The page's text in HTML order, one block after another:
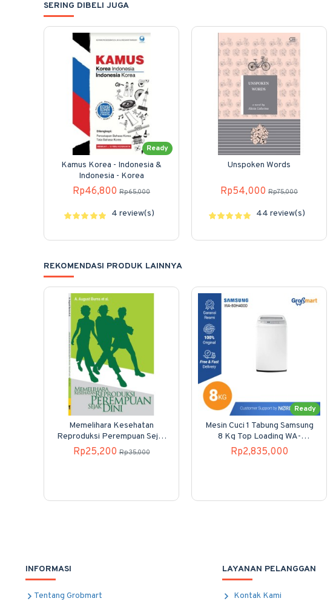
SERING DIBELI JUGA
Ready
Kamus Korea - Indonesia &
Indonesia - Korea
Rp46,800 Rp65,000
4 review(s)
Unspoken Words
Rp54,000 Rp75,000
44 review(s)
REKOMENDASI PRODUK LAINNYA
Memelihara Kesehatan
Reproduksi Perempuan Sejak
Dini
Rp25,200 Rp35,000
Ready
Mesin Cuci 1 Tabung Samsung
8 Kg Top Loading WA-
80H4000
Rp2,835,000
INFORMASI
Tentang Grobmart
LAYANAN PELANGGAN
Kontak Kami